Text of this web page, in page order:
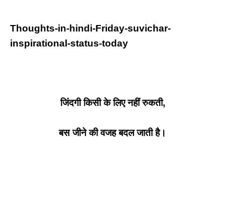
Thoughts-in-hindi-Friday-suvichar-
inspirational-status-today
जिंदगी किसी के लिए नहीं रुकती,
बस जीने की वजह बदल जाती है।